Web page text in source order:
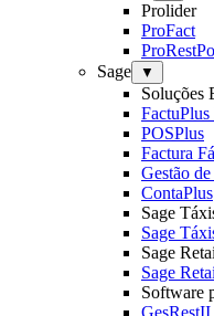
Prolider
ProFact
Sage
▼
Soluções
POSPlus
Factura
Gestão de
ContaPlus
Sage
Sage
Sage
Sage
Software
GesRestII